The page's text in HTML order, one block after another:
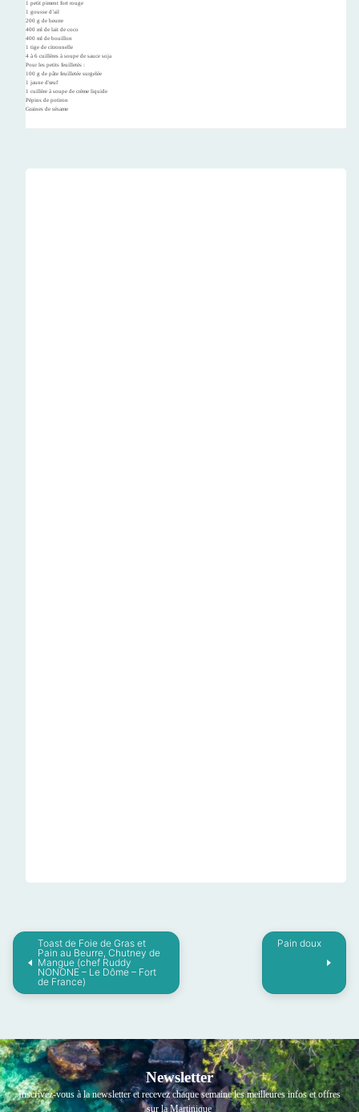
1 petit piment fort rouge
1 gousse d’ail
200 g de beurre
400 ml de lait de coco
400 ml de bouillon
1 tige de citronnelle
4 à 6 cuillères à soupe de sauce soja
Pour les petits feuilletés :
100 g de pâte feuilletée surgelée
1 jaune d'œuf
1 cuillère à soupe de crème liquide
Pépins de potiron
Graines de sésame
Toast de Foie de Gras et
Pain au Beurre, Chutney de
Mangue (chef Ruddy
NONONE – Le Dôme – Fort
de France)
Pain doux
Newsletter
Inscrivez-vous à la newsletter et recevez chaque semaine les meilleures infos et offres
sur la Martinique